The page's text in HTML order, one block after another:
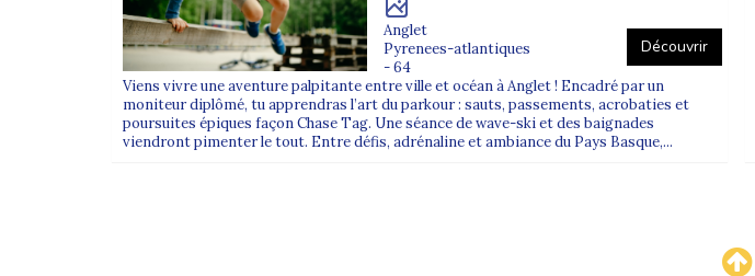
Anglet
Pyrenees-atlantiques
- 64
Découvrir
Viens vivre une aventure palpitante entre ville et océan à Anglet ! Encadré par un
moniteur diplômé, tu apprendras l’art du parkour : sauts, passements, acrobaties et
poursuites épiques façon Chase Tag. Une séance de wave-ski et des baignades
viendront pimenter le tout. Entre défis, adrénaline et ambiance du Pays Basque,...